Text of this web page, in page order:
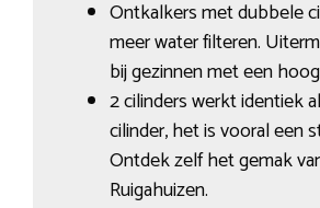
Ontkalkers met dubbele
meer water filteren.
bij gezinnen met een
2 cilinders werkt identiek
cilinder, het is vooral een
Ontdek zelf het gemak
Ruigahuizen.